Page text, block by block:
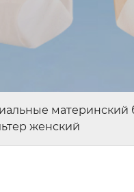
материнский
женский